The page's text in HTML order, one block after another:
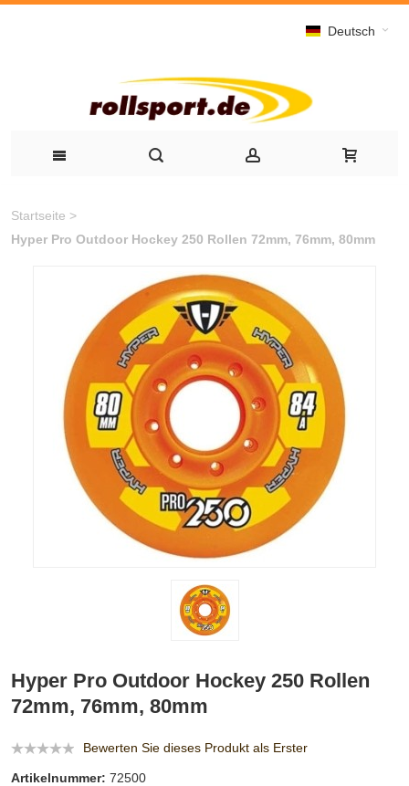
Deutsch
Startseite >
Hyper Pro Outdoor Hockey 250 Rollen 72mm, 76mm, 80mm
Hyper Pro Outdoor Hockey 250 Rollen
72mm, 76mm, 80mm
Bewerten Sie dieses Produkt als Erster
Artikelnummer: 72500